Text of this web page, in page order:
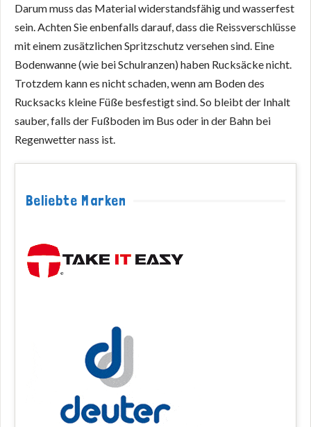
Darum muss das Material widerstandsfähig und wasserfest
sein. Achten Sie enbenfalls darauf, dass die Reissverschlüsse
mit einem zusätzlichen Spritzschutz versehen sind. Eine
Bodenwanne (wie bei Schulranzen) haben Rucksäcke nicht.
Trotzdem kann es nicht schaden, wenn am Boden des
Rucksacks kleine Füße besfestigt sind. So bleibt der Inhalt
sauber, falls der Fußboden im Bus oder in der Bahn bei
Regenwetter nass ist.
Beliebte Marken